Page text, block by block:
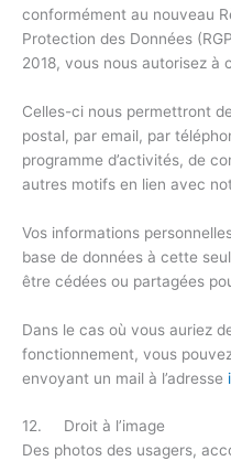
conformément au nouveau
Protection des Données
2018, vous nous autorisez à
Celles-ci nous permettront
postal, par email, par
programme d’activités, de
autres motifs en lien avec
Vos informations
base de données à cette
être cédées ou partagées
Dans le cas où vous auriez
fonctionnement, vous
envoyant un mail à l’adresse
12. Droit à l’image
Des photos des usagers,